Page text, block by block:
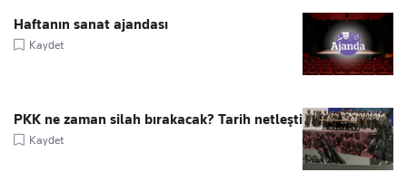
Haftanın sanat ajandası
Kaydet
PKK ne zaman silah bırakacak? Tarih netleşti
Kaydet